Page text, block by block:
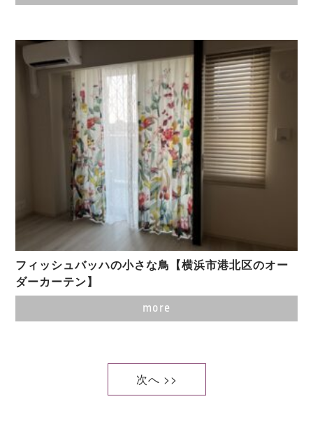
フィッシュバッハの小さな鳥【横浜市港北区のオー
ダーカーテン】
more
次へ >>